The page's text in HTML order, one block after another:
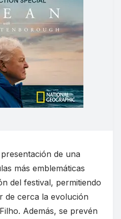
de una
más emblemáticas
del festival, permitiendo
de cerca la evolución
Además, se prevén